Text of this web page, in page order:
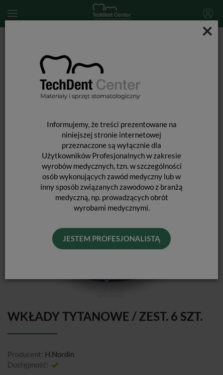
×
Informujemy, że treści prezentowane na
niniejszej stronie internetowej
przeznaczone są wyłącznie dla
Użytkowników Profesjonalnych w zakresie
wyrobów medycznych, tzn. w szczególności
osób wykonujących zawód medyczny lub w
inny sposób związanych zawodowo z branżą
medyczną, np. prowadzących obrót
wyrobami medycznymi.
JESTEM PROFESJONALISTĄ
OKOŁOMIAZGOWE
Wkłady koronowo-korzeniowe
WKŁADY TYTANOWE / ZEST. 6 SZT.
Producent: H.Nordin
Dostępność: